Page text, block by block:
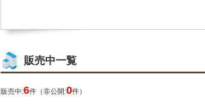
販売中一覧
販売中:6件（非公開:0件）